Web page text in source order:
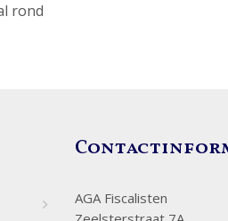
rond
AGA Fiscalisten